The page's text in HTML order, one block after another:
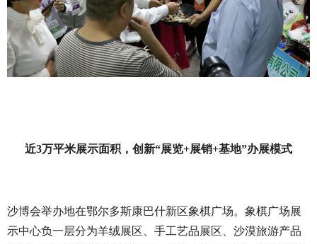
近3万平米展示面积，创新“展览+展销+基地”办展模式
沙博会举办地在鄂尔多斯康巴什新区象棋广场。象棋广场展
示中心负一层分为羊绒展区、手工艺品展区、沙漠旅游产品